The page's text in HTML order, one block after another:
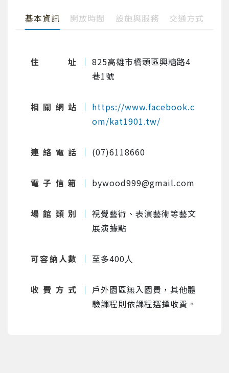
基本資訊 開放時間 設施與服務 交通方式
住址
825高雄市橋頭區興糖路4
巷1號
相關網站
https://www.facebook.c
om/kat1901.tw/
連絡電話 (07)6118660
電子信箱 bywood999@gmail.com
場館類別
視覺藝術、表演藝術等藝文
展演據點
可容納人數 至多400人
收費方式
戶外園區無入園費，其他體
驗課程則依課程選擇收費。